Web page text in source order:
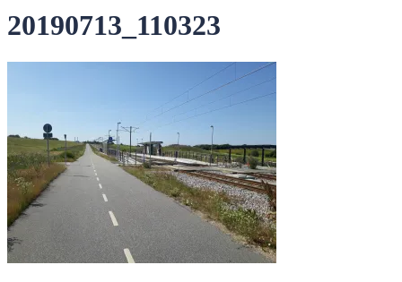
20190713_110323